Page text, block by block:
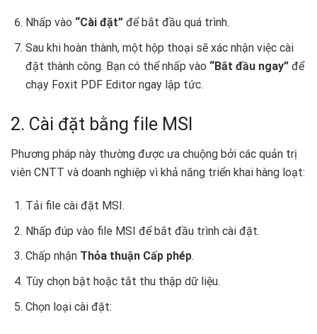
Nhấp vào “Cài đặt”để bắt đầu quá trình.
Sau khi hoàn thành, một hộp thoại sẽ xác nhận việc cài
đặt thành công. Bạn có thể nhấp vào “Bắt đầu ngay”để
chạy Foxit PDF Editor ngay lập tức.
2. Cài đặt bằng file MSI
Phương pháp này thường được ưa chuộng bởi các quản trị
viên CNTT và doanh nghiệp vì khả năng triển khai hàng loạt:
Tải file cài đặt MSI.
Nhấp đúp vào file MSI để bắt đầu trình cài đặt.
Chấp nhận Thỏa thuận Cấp phép.
Tùy chọn bật hoặc tắt thu thập dữ liệu.
Chọn loại cài đặt: